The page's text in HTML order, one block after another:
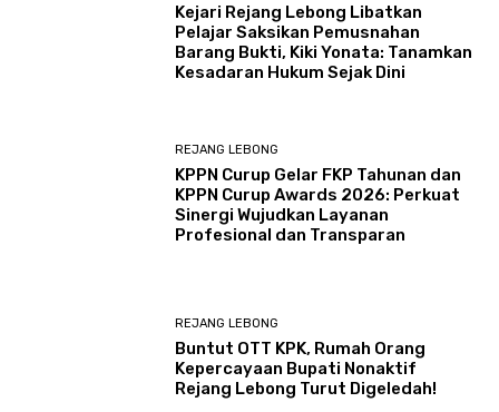
Kejari Rejang Lebong Libatkan
Pelajar Saksikan Pemusnahan
Barang Bukti, Kiki Yonata: Tanamkan
Kesadaran Hukum Sejak Dini
REJANG LEBONG
KPPN Curup Gelar FKP Tahunan dan
KPPN Curup Awards 2026: Perkuat
Sinergi Wujudkan Layanan
Profesional dan Transparan
REJANG LEBONG
Buntut OTT KPK, Rumah Orang
Kepercayaan Bupati Nonaktif
Rejang Lebong Turut Digeledah!